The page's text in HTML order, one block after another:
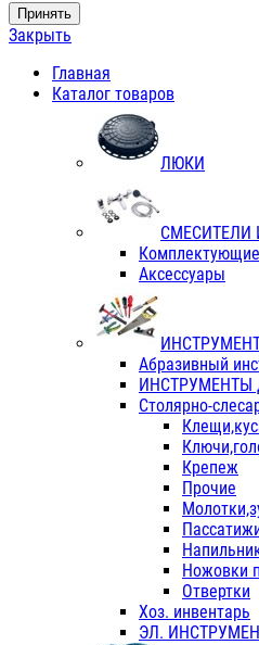
Принять
Закрыть
Главная
Каталог товаров
ЛЮКИ
Комплектующие
Аксессуары
Абразивный
ИНСТРУМЕНТЫ
Столярно-
Крепеж
Прочие
Ножовки
Отвертки
Хоз. инвентарь
ЭЛ.